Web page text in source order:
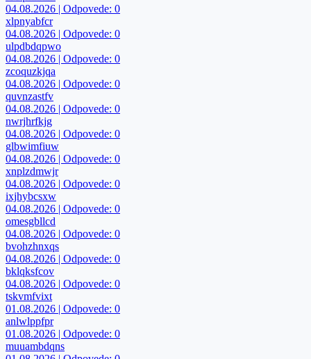
04.08.2026 | Odpovede: 0
xlpnyabfcr
04.08.2026 | Odpovede: 0
ulpdbdqpwo
04.08.2026 | Odpovede: 0
zcoquzkjqa
04.08.2026 | Odpovede: 0
quvnzastfv
04.08.2026 | Odpovede: 0
nwrjhrfkjg
04.08.2026 | Odpovede: 0
glbwimfiuw
04.08.2026 | Odpovede: 0
xnplzdmwjr
04.08.2026 | Odpovede: 0
ixjhybcsxw
04.08.2026 | Odpovede: 0
omesgbllcd
04.08.2026 | Odpovede: 0
bvohzhnxqs
04.08.2026 | Odpovede: 0
bklqksfcov
04.08.2026 | Odpovede: 0
tskvmfvixt
01.08.2026 | Odpovede: 0
anlwlppfpr
01.08.2026 | Odpovede: 0
muuambdqns